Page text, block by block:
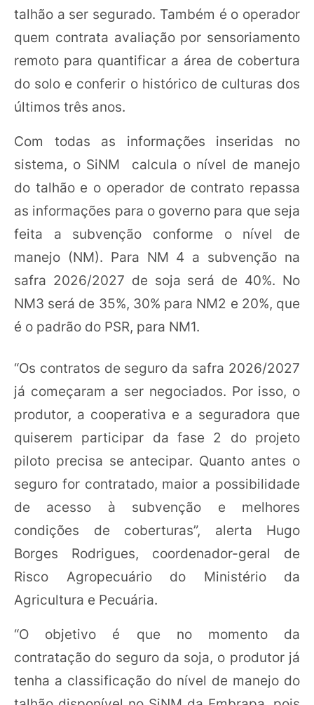
talhão a ser segurado. Também é o operador
quem contrata avaliação por sensoriamento
remoto para quantificar a área de cobertura
do solo e conferir o histórico de culturas dos
últimos três anos.
Com todas as informações inseridas no
sistema, o SiNM calcula o nível de manejo
do talhão e o operador de contrato repassa
as informações para o governo para que seja
feita a subvenção conforme o nível de
manejo (NM). Para NM 4 a subvenção na
safra 2026/2027 de soja será de 40%. No
NM3 será de 35%, 30% para NM2 e 20%, que
é o padrão do PSR, para NM1.
“Os contratos de seguro da safra 2026/2027
já começaram a ser negociados. Por isso, o
produtor, a cooperativa e a seguradora que
quiserem participar da fase 2 do projeto
piloto precisa se antecipar. Quanto antes o
seguro for contratado, maior a possibilidade
de acesso à subvenção e melhores
condições de coberturas”, alerta Hugo
Borges Rodrigues, coordenador-geral de
Risco Agropecuário do Ministério da
Agricultura e Pecuária.
“O objetivo é que no momento da
contratação do seguro da soja, o produtor já
tenha a classificação do nível de manejo do